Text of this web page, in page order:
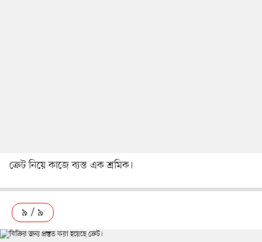
ক্রেট নিয়ে কাজে ব্যস্ত এক শ্রমিক।
৯ / ৯